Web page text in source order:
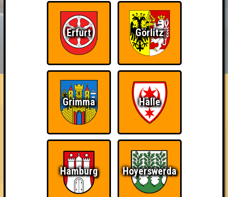
HIGHSCORE RESERVIERUNG
FAQ ÜBER UNS
Wiederzehn macht Freude
Nehmt an zehn Quizlaboren teil
~ Noch nicht erreicht ~
Erfurt Görlitz
Grimma Halle
Hamburg Hoyerswerda